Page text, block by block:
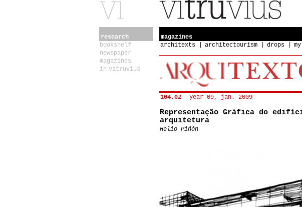
research
bookshelf
newspaper
magazines
in vitruvius
magazines
architexts
architectourism drops
104.02
year 09, jan. 2009
Representação Gráfica do
arquitetura
Helio Piñón